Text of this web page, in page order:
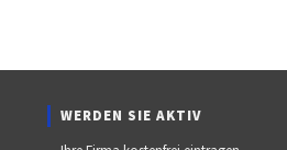
WERDEN SIE AKTIV